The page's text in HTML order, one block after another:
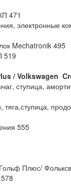
471
электронные
Mechatronik 495
519
/ Volkswagen
ступица,
555
Плюс/